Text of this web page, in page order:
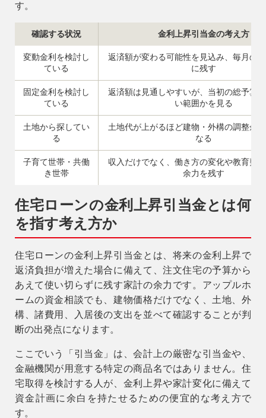
す。
確認する状況 金利上昇引当金の考え方
変動金利を検討し
ている
返済額が変わる可能性を見込み、毎月の
に残す
固定金利を検討し
ている
返済額は見通しやすいが、当初の総予算
い範囲かを見る
土地から探してい
る
土地代が上がるほど建物・外構の調整余
なる
子育て世帯・共働
き世帯
収入だけでなく、働き方の変化や教育費
余力を残す
住宅ローンの金利上昇引当金とは何
を指す考え方か
住宅ローンの金利上昇引当金とは、将来の金利上昇で
返済負担が増えた場合に備えて、注文住宅の予算から
あえて使い切らずに残す家計の余力です。アップルホ
ームの資金相談でも、建物価格だけでなく、土地、外
構、諸費用、入居後の支出を並べて確認することが判
断の出発点になります。
ここでいう「引当金」は、会計上の厳密な引当金や、
金融機関が用意する特定の商品名ではありません。住
宅取得を検討する人が、金利上昇や家計変化に備えて
資金計画に余白を持たせるための便宜的な考え方で
す。